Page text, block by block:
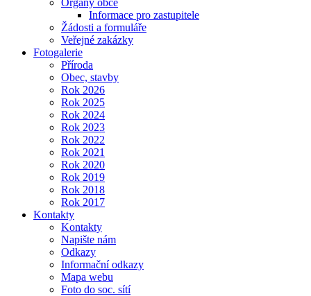
Orgány obce
Informace pro zastupitele
Žádosti a formuláře
Veřejné zakázky
Fotogalerie
Příroda
Obec, stavby
Rok 2026
Rok 2025
Rok 2024
Rok 2023
Rok 2022
Rok 2021
Rok 2020
Rok 2019
Rok 2018
Rok 2017
Kontakty
Kontakty
Napište nám
Odkazy
Informační odkazy
Mapa webu
Foto do soc. sítí